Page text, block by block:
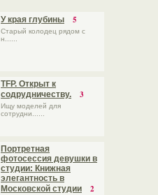
У края глубины 5
Старый колодец рядом с
н......
TFP. Открыт к
содрудничеству.
3
Ищу моделей для
сотрудни......
Портретная
фотосессия девушки в
студии: Книжная
элегантность в
Московской студии
2